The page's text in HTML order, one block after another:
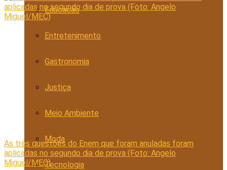
Educação
Entretenimento
Gastronomia
Justiça
Meio Ambiente
Moda
Tecnologia
As três questões do Enem que foram anuladas foram
aplicadas no segundo dia de prova (Foto: Angelo
Miguel/MEC)